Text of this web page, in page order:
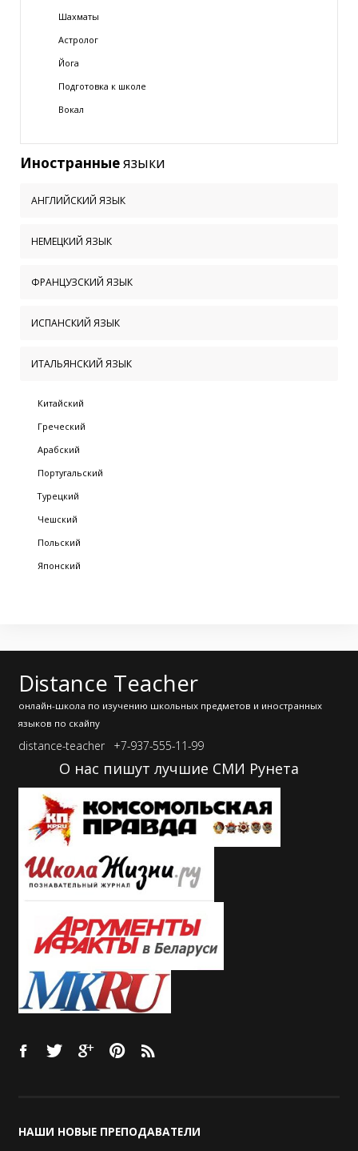
Шахматы
Астролог
Йога
Подготовка к школе
Вокал
Иностранныеязыки
АНГЛИЙСКИЙ ЯЗЫК
НЕМЕЦКИЙ ЯЗЫК
ФРАНЦУЗСКИЙ ЯЗЫК
ИСПАНСКИЙ ЯЗЫК
ИТАЛЬЯНСКИЙ ЯЗЫК
Китайский
Греческий
Арабский
Португальский
Турецкий
Чешский
Польский
Японский
Distance Teacher
онлайн-школа по изучению школьных предметов и иностранных
языков по скайпу
distance-teacher +7-937-555-11-99
О нас пишут лучшие СМИ Рунета
НАШИ НОВЫЕ ПРЕПОДАВАТЕЛИ